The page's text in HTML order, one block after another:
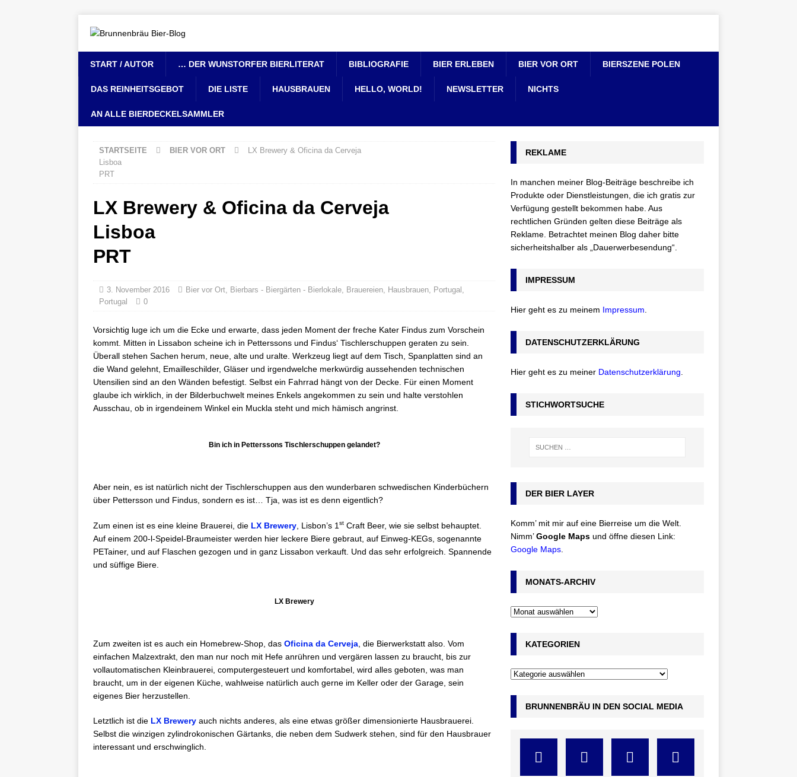
START / AUTOR … DER WUNSTORFER BIERLITERAT BIBLIOGRAFIE BIER ERLEBEN BIER VOR ORT BIERSZENE POLEN
DAS REINHEITSGEBOT DIE LISTE HAUSBRAUEN HELLO, WORLD! NEWSLETTER NICHTS
AN ALLE BIERDECKELSAMMLER
STARTSEITE BIER VOR ORT
LX Brewery & Oficina da Cerveja
Lisboa
PRT
LX Brewery & Oficina da Cerveja
Lisboa
PRT
3. November 2016 Bier vor Ort, Bierbars - Biergärten - Bierlokale, Brauereien, Hausbrauen, Portugal ,
Portugal
0
Vorsichtig luge ich um die Ecke und erwarte, dass jeden Moment der freche Kater Findus zum Vorschein
kommt. Mitten in Lissabon scheine ich in Petterssons und Findus‘ Tischlerschuppen geraten zu sein.
Überall stehen Sachen herum, neue, alte und uralte. Werkzeug liegt auf dem Tisch, Spanplatten sind an
die Wand gelehnt, Emailleschilder, Gläser und irgendwelche merkwürdig aussehenden technischen
Utensilien sind an den Wänden befestigt. Selbst ein Fahrrad hängt von der Decke. Für einen Moment
glaube ich wirklich, in der Bilderbuchwelt meines Enkels angekommen zu sein und halte verstohlen
Ausschau, ob in irgendeinem Winkel ein Muckla steht und mich hämisch angrinst.
Bin ich in Petterssons Tischlerschuppen gelandet?
Aber nein, es ist natürlich nicht der Tischlerschuppen aus den wunderbaren schwedischen Kinderbüchern
über Pettersson und Findus, sondern es ist… Tja, was ist es denn eigentlich?
Zum einen ist es eine kleine Brauerei, die LX Brewery , Lisbon’s 1 st Craft Beer, wie sie selbst behauptet.
Auf einem 200-l-Speidel-Braumeister werden hier leckere Biere gebraut, auf Einweg-KEGs, sogenannte
PETainer, und auf Flaschen gezogen und in ganz Lissabon verkauft. Und das sehr erfolgreich. Spannende
und süffige Biere.
LX Brewery
Zum zweiten ist es auch ein Homebrew-Shop, das Oficina da Cerveja , die Bierwerkstatt also. Vom
einfachen Malzextrakt, den man nur noch mit Hefe anrühren und vergären lassen zu braucht, bis zur
vollautomatischen Kleinbrauerei, computergesteuert und komfortabel, wird alles geboten, was man
braucht, um in der eigenen Küche, wahlweise natürlich auch gerne im Keller oder der Garage, sein
eigenes Bier herzustellen.
Letztlich ist die LX Brewery auch nichts anderes, als eine etwas größer dimensionierte Hausbrauerei.
Selbst die winzigen zylindrokonischen Gärtanks, die neben dem Sudwerk stehen, sind für den Hausbrauer
interessant und erschwinglich.
REKLAME
In manchen meiner Blog-Beiträge beschreibe ich
Produkte oder Dienstleistungen, die ich gratis zur
Verfügung gestellt bekommen habe. Aus
rechtlichen Gründen gelten diese Beiträge als
Reklame. Betrachtet meinen Blog daher bitte
sicherheitshalber als „Dauerwerbesendung“.
IMPRESSUM
Hier geht es zu meinem Impressum
DATENSCHUTZERKLÄRUNG
Hier geht es zu meiner Datenschutzerklärung
STICHWORTSUCHE
DER BIER LAYER
Komm’ mit mir auf eine Bierreise um die Welt.
Nimm’Google Maps und öffne diesen Link:
Google Maps.
MONATS-ARCHIV
KATEGORIEN
BRUNNENBRÄU IN DEN SOCIAL MEDIA